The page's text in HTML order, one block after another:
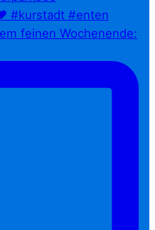
feinen Wochenende: